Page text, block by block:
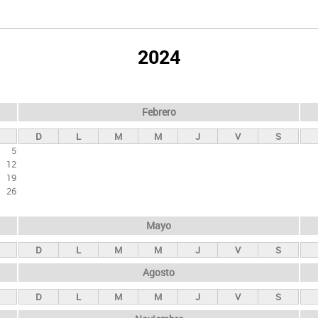
2024
5
12
19
26
Febrero
D L M M J V S
Mayo
D L M M J V S
Agosto
D L M M J V S